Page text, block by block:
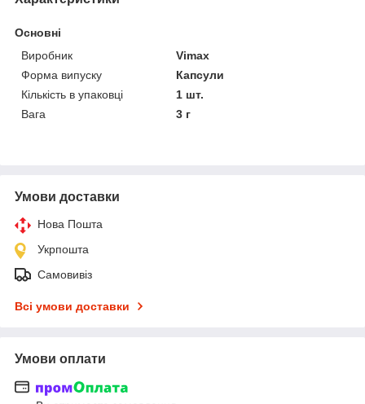
Основні
Виробник
Vimax
Форма випуску
Капсули
Кількість в упаковці
1 шт.
Вага
3 г
Умови доставки
Нова Пошта
Укрпошта
Самовивіз
Всі умови доставки
Умови оплати